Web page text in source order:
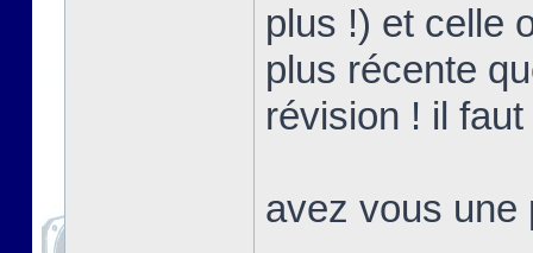
plus !) et celle
plus récente
révision ! il
avez vous une